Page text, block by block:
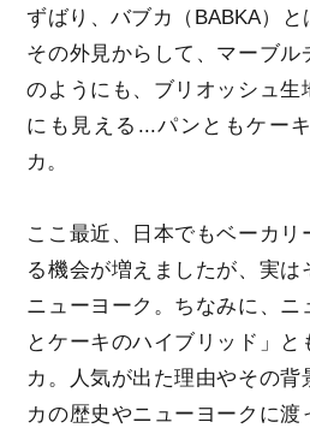
ずばり、バブカ（BABKA）と
その外見からして、マーブル
のようにも、ブリオッシュ生
にも見える...パンともケー
カ。
ここ最近、日本でもベーカリ
る機会が増えましたが、実は
ニューヨーク。ちなみに、ニ
とケーキのハイブリッド」
カ。人気が出た理由やその背
カの歴史やニューヨークに渡